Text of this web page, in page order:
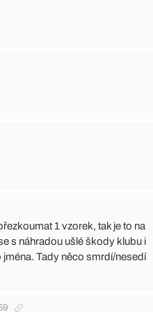
1 vzorek, tak je to na
s náhradou ušlé škody klubu i
Tady něco smrdí/nesedí